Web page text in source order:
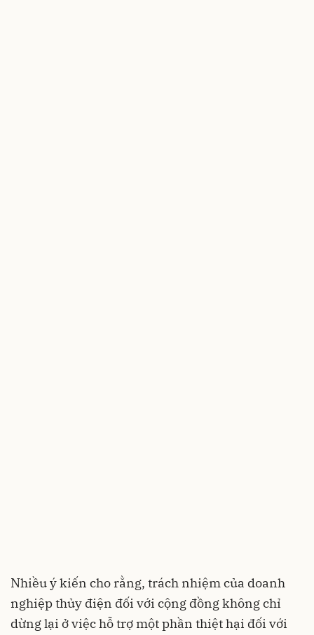
Nhiều ý kiến cho rằng, trách nhiệm của doanh
nghiệp thủy điện đối với cộng đồng không chỉ
dừng lại ở việc hỗ trợ một phần thiệt hại đối với